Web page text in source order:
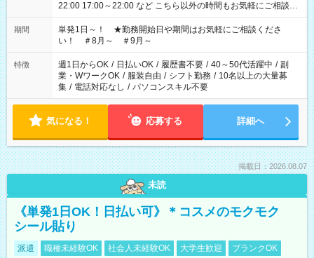
22:00 17:00～22:00 など こちら以外の時間もお気軽にご相談く
ださい！
期間
単発1日～！ ★勤務開始日や期間はお気軽にご相談くださ
い！ ＃8月～ ＃9月～
特徴 週1日からOK / 日払いOK / 履歴書不要 / 40～50代活躍中 / 副
業・WワークOK / 服装自由 / シフト勤務 / 10名以上の大量募
集 / 電話対応なし / パソコンスキル不要
気になる！ 応募する 詳細へ
掲載日：2026.08.07
未読
《単発1日OK！日払い可》＊コスメのモクモク
シール貼り
派遣 職種未経験OK 社会人未経験OK 大学生歓迎
ブランクOK